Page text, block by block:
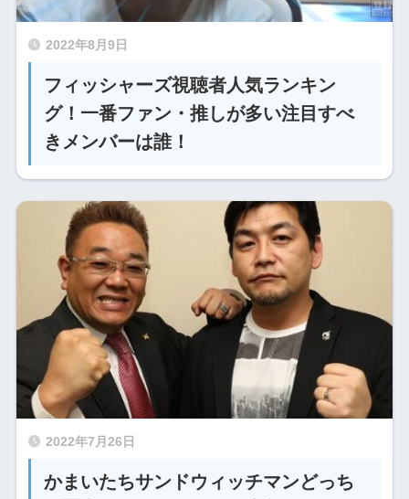
2022年8月9日
フィッシャーズ視聴者人気ランキン
グ！一番ファン・推しが多い注目すべ
きメンバーは誰！
2022年7月26日
かまいたちサンドウィッチマンどっち